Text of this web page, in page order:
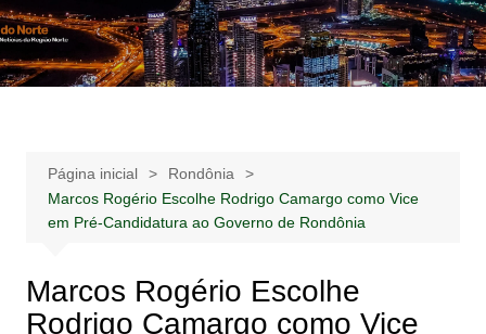
Ir
para
o
Notícias –
Publicidades –
Notícias – Publicidades – Anúncios
Página inicial
Rondônia
Marcos Rogério Escolhe Rodrigo Camargo como Vice
em Pré-Candidatura ao Governo de Rondônia
Marcos Rogério Escolhe
Rodrigo Camargo como Vice